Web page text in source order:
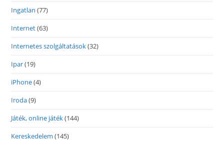
Ingatlan (77)
Internet(63)
Internetes szolgáltatások(32)
Ipar(19)
iPhone(4)
Iroda(9)
Játék, online játék(144)
Kereskedelem (145)